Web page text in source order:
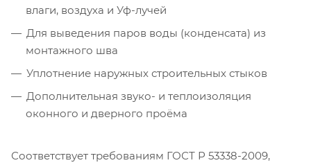
влаги, воздуха и Уф-лучей
Для выведения паров воды (конденсата) из
монтажного шва
Уплотнение наружных строительных стыков
Дополнительная звуко- и теплоизоляция
оконного и дверного проёма
Соответствует требованиям ГОСТ Р 53338-2009,